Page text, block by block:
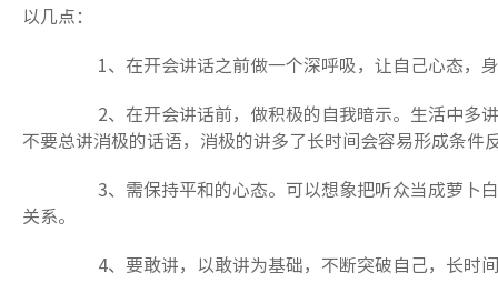
以几点：
1、在开会讲话之前做一个深呼吸，让自己心态，身
2、在开会讲话前，做积极的自我暗示。生活中多讲
不要总讲消极的话语，消极的讲多了长时间会容易形成条件
3、需保持平和的心态。可以想象把听众当成萝卜白
关系。
4、要敢讲，以敢讲为基础，不断突破自己，长时间